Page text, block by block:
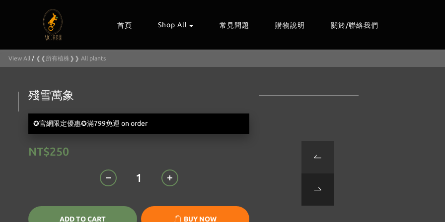
首頁 Shop All 常見問題 購物說明 關於/聯絡我們
View All / ❰❰所有植株❱❱ All plants
殘雪萬象
✪官網限定優惠✪滿799免運 on order
NT$250
ADD TO CART BUY NOW